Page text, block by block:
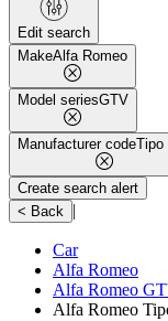
Edit search
MakeAlfa Romeo
Model seriesGTV
Manufacturer codeTipo
Create search alert
< Back |
Car
Alfa Romeo
Alfa Romeo
Alfa Romeo